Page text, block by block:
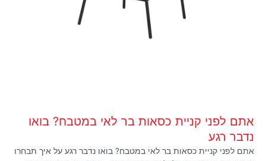
אתם לפני קניית כסאות בר לאי במטבח? בואו
נדבר רגע
אתם לפני קניית כסאות בר לאי במטבח? בואו נדבר רגע על איך תבחרו